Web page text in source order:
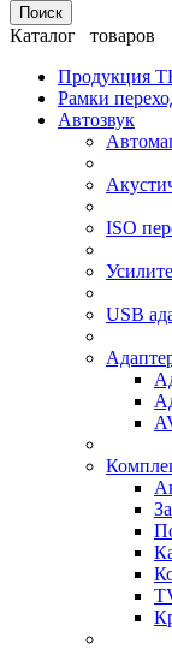
Поиск
Каталог товаров
Продукция
Рамки
Автозвук
ISO
USB